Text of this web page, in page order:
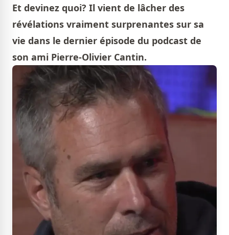
Et devinez quoi? Il vient de lâcher des
révélations vraiment surprenantes sur sa
vie dans le dernier épisode du podcast de
son ami Pierre-Olivier Cantin.